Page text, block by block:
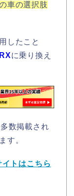
車の選択肢
したこと
に乗り換え
数掲載され
す。
トはこちら